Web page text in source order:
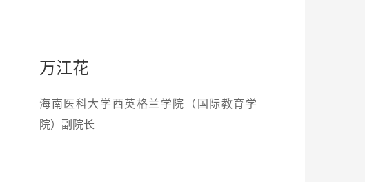
万江花
海南医科大学西英格兰学院（国际教育学
院）副院长